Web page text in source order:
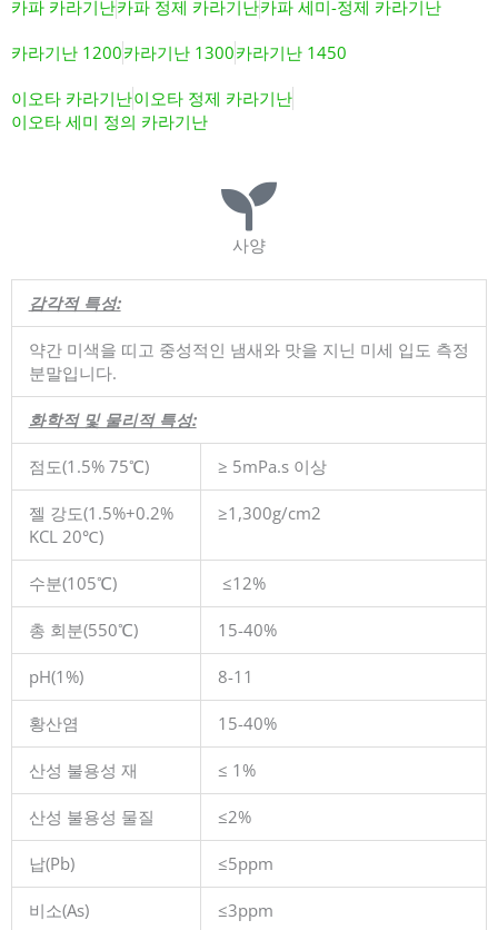
카파 카라기난카파 정제 카라기난카파 세미-정제 카라기난
카라기난 1200카라기난 1300카라기난 1450
이오타 카라기난이오타 정제 카라기난
이오타 세미 정의 카라기난
사양
감각적 특성:
약간 미색을 띠고 중성적인 냄새와 맛을 지닌 미세 입도 측정
분말입니다.
화학적 및 물리적 특성:
점도(1.5% 75℃) ≥ 5mPa.s 이상
젤 강도(1.5%+0.2%
KCL 20℃)
≥1,300g/cm2
수분(105℃) ≤12%
총 회분(550℃) 15-40%
pH(1%) 8-11
황산염 15-40%
산성 불용성 재 ≤ 1%
산성 불용성 물질 ≤2%
납(Pb) ≤5ppm
비소(As) ≤3ppm